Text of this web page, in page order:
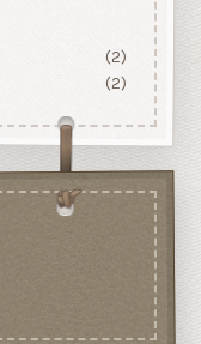
(2)
(2)